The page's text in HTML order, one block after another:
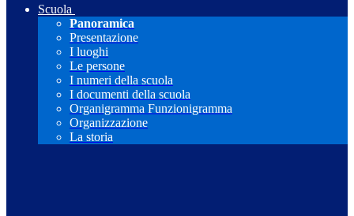
Scuola
Panoramica
Presentazione
I luoghi
Le persone
I numeri della scuola
I documenti della scuola
Organigramma Funzionigramma
Organizzazione
La storia